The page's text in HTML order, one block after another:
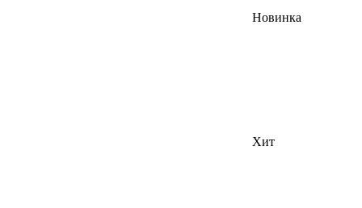
Новинка
Хит